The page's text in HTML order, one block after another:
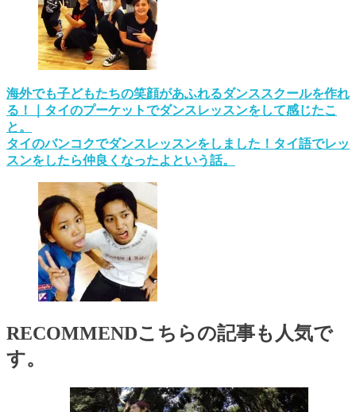
海外でも子どもたちの笑顔があふれるダンススクールを作れ
る！｜タイのプーケットでダンスレッスンをして感じたこ
と。
タイのバンコクでダンスレッスンをしました！タイ語でレッ
スンをしたら仲良くなったよという話。
RECOMMENDこちらの記事も人気で
す。